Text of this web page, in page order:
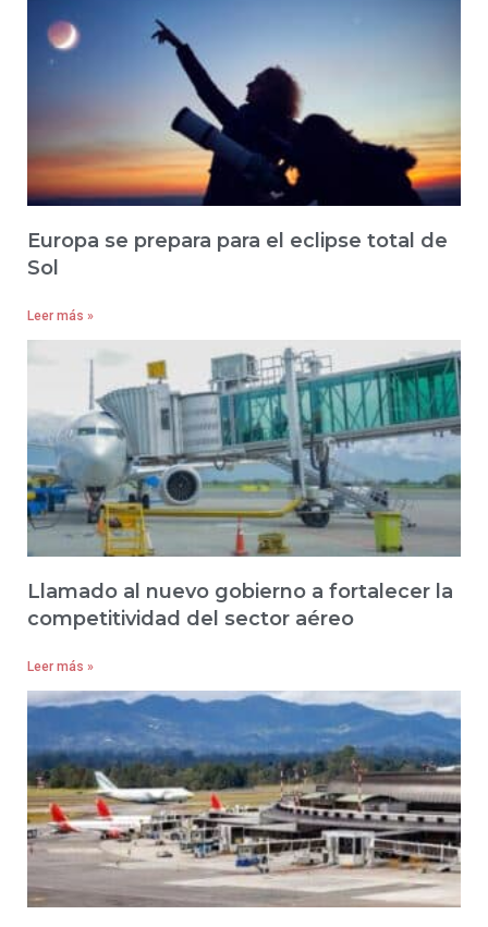
Europa se prepara para el eclipse total de
Sol
Leer más »
Llamado al nuevo gobierno a fortalecer la
competitividad del sector aéreo
Leer más »